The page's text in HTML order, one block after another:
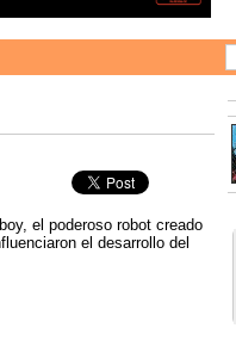
el poderoso robot creado
el desarrollo del